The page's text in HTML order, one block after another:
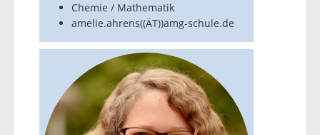
Chemie / Mathematik
amelie.ahrens((ÄT))amg-schule.de